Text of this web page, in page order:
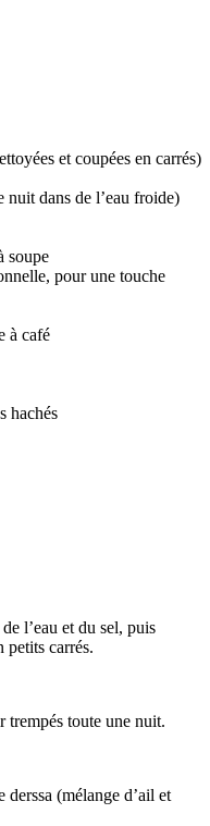
et coupées en carrés)
nuit dans de l’eau froide)
soupe
pour une touche
à café
hachés
l’eau et du sel, puis
petits carrés.
trempés toute une nuit.
(mélange d’ail et